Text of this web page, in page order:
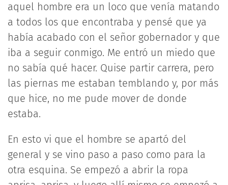
aquel hombre era un loco que venía matando
a todos los que encontraba y pensé que ya
había acabado con el señor gobernador y que
iba a seguir conmigo. Me entró un miedo que
no sabía qué hacer. Quise partir carrera, pero
las piernas me estaban temblando y, por más
que hice, no me pude mover de donde
estaba.
En esto vi que el hombre se apartó del
general y se vino paso a paso como para la
otra esquina. Se empezó a abrir la ropa